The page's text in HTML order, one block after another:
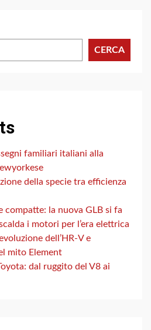
CERCA
familiari italiani alla
della specie tra efficienza
compatte: la nuova GLB si fa
i motori per l’era elettrica
dell’HR-V e
mito Element
dal ruggito del V8 ai